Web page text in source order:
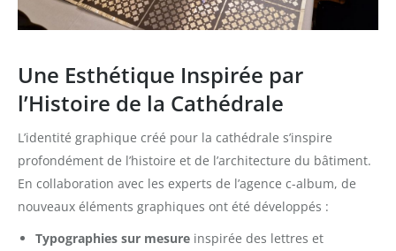
Une Esthétique Inspirée par
l’Histoire de la Cathédrale
L’identité graphique créé pour la cathédrale s’inspire
profondément de l’histoire et de l’architecture du bâtiment.
En collaboration avec les experts de l’agence c-album, de
nouveaux éléments graphiques ont été développés :
Typographies sur mesure inspirée des lettres et